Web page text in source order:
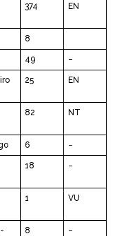
374 EN
8
49 –
25 EN
82 NT
6 –
18 –
1 VU
8 –